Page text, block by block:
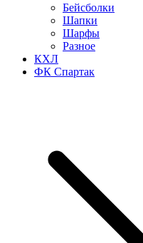
Бейсболки
Шапки
Шарфы
Разное
КХЛ
ФК Спартак